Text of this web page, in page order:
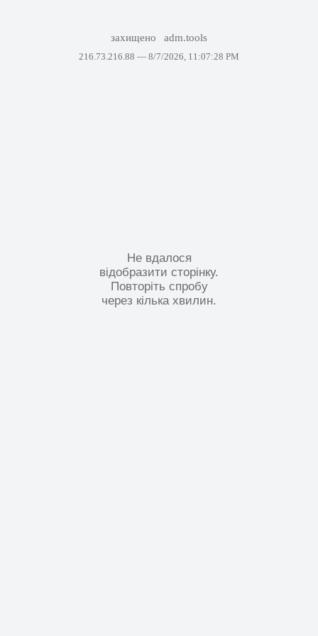
захищено adm.tools
216.73.216.88 — 8/7/2026, 11:07:28 PM
Не вдалося
відобразити сторінку.
Повторіть спробу
через кілька хвилин.